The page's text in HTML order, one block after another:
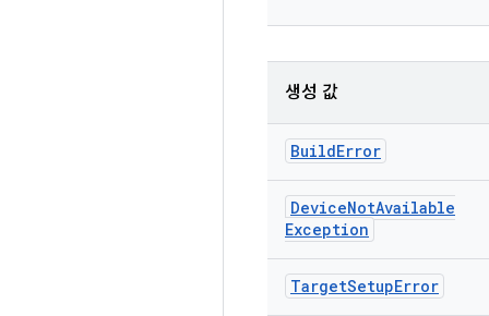
생성 값
BuildError
DeviceNotAvailable
Exception
TargetSetupError